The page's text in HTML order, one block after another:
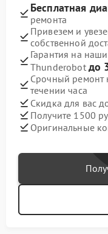
Бесплатная
ремонта
Привезем и
собственной
Гарантия на
Thunderobot до
Срочный ремонт
течении часа
Скидка для вас
Получите 1500
Оригинальные